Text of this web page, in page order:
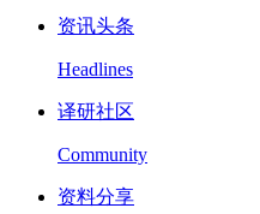
资讯头条
Headlines
译研社区
Community
资料分享